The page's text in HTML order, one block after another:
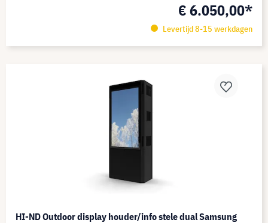
€ 6.050,00*
Levertijd 8-15 werkdagen
HI-ND Outdoor display houder/info stele dual Samsung